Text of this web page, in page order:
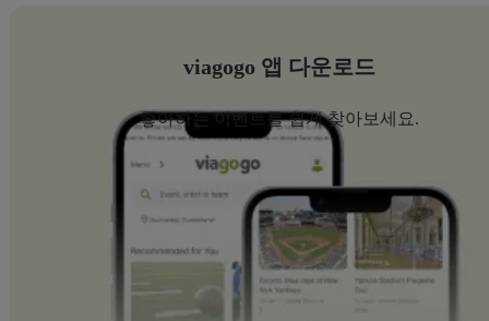
viagogo 앱 다운로드
좋아하는 이벤트를 쉽게 찾아보세요.